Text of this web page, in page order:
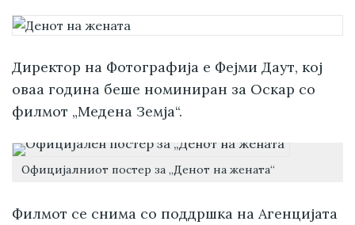
Директор на Фотографија е Фејми Даут, кој
оваа година беше номиниран за Оскар со
филмот „Медена Земја“.
Официјалниот постер за „Денот на жената“
Филмот се снима со поддршка на Агенцијата